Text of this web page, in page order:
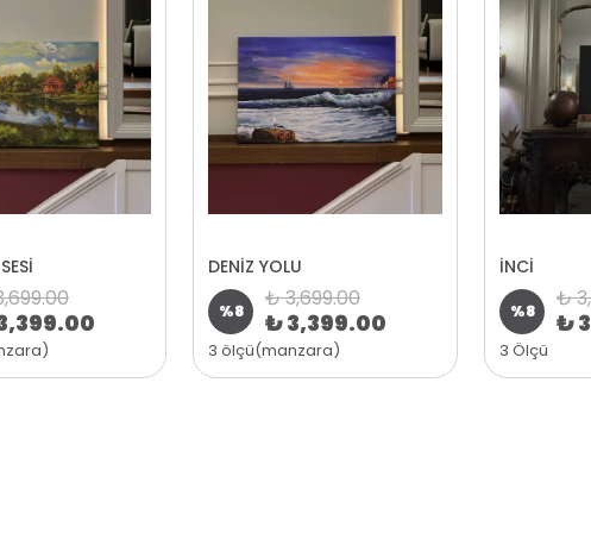
DENİZ YOLU
%8 ₺ 3,699.00
₺ 3,399.00
3 ölçü(manzara)
İNCİ
%8 ₺
₺
3 Ölçü